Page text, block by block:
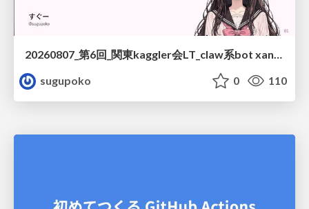
20260807_第6回_関東kaggler会LT_claw系bot xangiと始める、"寂しくない" kaggle
sugupoko
0 110